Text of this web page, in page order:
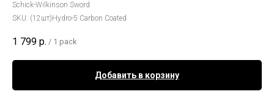
Schick-Wilkinson Sword
SKU: (12шт)Hydro-5 Carbon Coated
1 799 р. / 1 pack
Добавить в корзину